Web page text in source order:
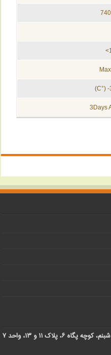
3Days
پلاک ۱۱ و ۱۳، واحد ۷